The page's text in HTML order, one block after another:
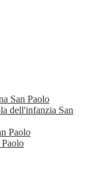
San Paolo
dell'infanzia San
Paolo